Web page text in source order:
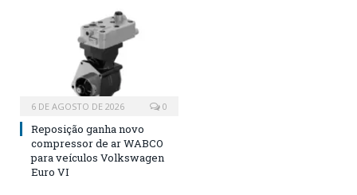
6 DE AGOSTO DE 2026 0
Reposição ganha novo
compressor de ar WABCO
para veículos Volkswagen
Euro VI